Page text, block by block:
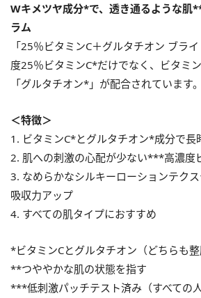
Wキメツヤ成分*で、透き通るような肌
ラム
「25％ビタミンC＋グルタチオン ブラ
度25％ビタミンC*だけでなく、ビタミ
「グルタチオン*」が配合されています。
＜特徴＞
1. ビタミンC*とグルタチオン*成分で
2. 肌への刺激の心配が少ない***高濃度
3. なめらかなシルキーローションテク
吸収力アップ
4. すべての肌タイプにおすすめ
*ビタミンCとグルタチオン（どちらも整
**つややかな肌の状態を指す
***低刺激パッチテスト済み（すべての